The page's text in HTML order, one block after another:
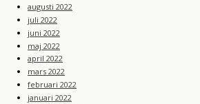
augusti 2022
juli 2022
juni 2022
maj 2022
april 2022
mars 2022
februari 2022
januari 2022